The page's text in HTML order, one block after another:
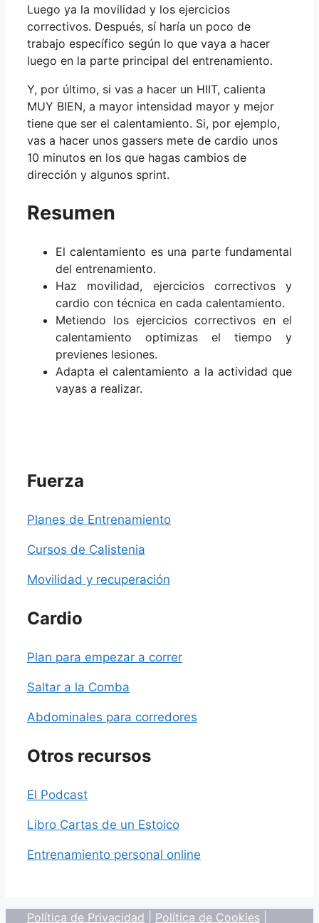
Luego ya la movilidad y los ejercicios
correctivos. Después, sí haría un poco de
trabajo específico según lo que vaya a hacer
luego en la parte principal del entrenamiento.
Y, por último, si vas a hacer un HIIT, calienta
MUY BIEN, a mayor intensidad mayor y mejor
tiene que ser el calentamiento. Si, por ejemplo,
vas a hacer unos gassers mete de cardio unos
10 minutos en los que hagas cambios de
dirección y algunos sprint.
Resumen
El calentamiento es una parte fundamental
del entrenamiento.
Haz movilidad, ejercicios correctivos y
cardio con técnica en cada calentamiento.
Metiendo los ejercicios correctivos en el
calentamiento optimizas el tiempo y
previenes lesiones.
Adapta el calentamiento a la actividad que
vayas a realizar.
Fuerza
Planes de Entrenamiento
Cursos de Calistenia
Movilidad y recuperación
Cardio
Plan para empezar a correr
Saltar a la Comba
Abdominales para corredores
Otros recursos
El Podcast
Libro Cartas de un Estoico
Entrenamiento personal online
Política de Privacidad Política de Cookies